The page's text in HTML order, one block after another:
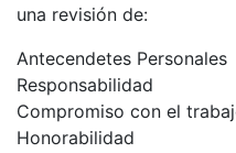
una revisión de:
Antecendetes Personales
Responsabilidad
Compromiso con el
Honorabilidad